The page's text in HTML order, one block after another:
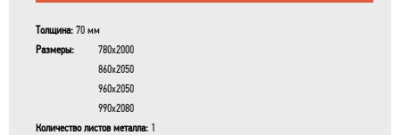
Толщина: 70 мм
Размеры:
780x2000
860x2050
960x2050
990x2080
Количество листов металла: 1